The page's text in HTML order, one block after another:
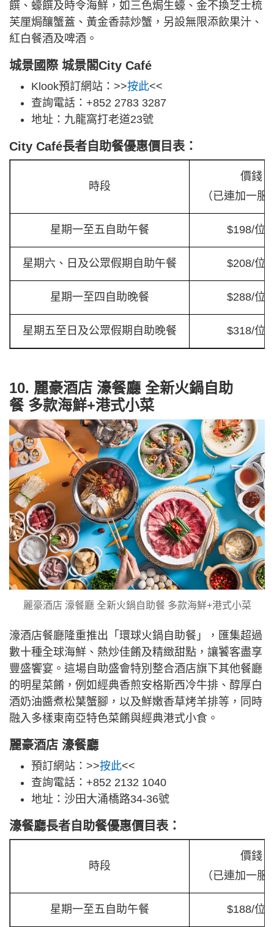
饌、蠔饌及時令海鮮，如三色焗生蠔、金不換芝士梳
芙厘焗釀蟹蓋、黃金香蒜炒蟹，另設無限添飲果汁、
紅白餐酒及啤酒。
城景國際 城景閣City Café
Klook預訂網站：>>按此<<
查詢電話：+852 2783 3287
地址：九龍窩打老道23號
City Café長者自助餐優惠價目表：
時段
價錢
（已連加一服
星期一至五自助午餐 $198/位
星期六、日及公眾假期自助午餐 $208/位
星期一至四自助晚餐 $288/位
星期五至日及公眾假期自助晚餐 $318/位
10. 麗豪酒店 濠餐廳 全新火鍋自助
餐 多款海鮮+港式小菜
麗豪酒店 濠餐廳 全新火鍋自助餐 多款海鮮+港式小菜
濠酒店餐廳隆重推出「環球火鍋自助餐」，匯集超過
數十種全球海鮮、熱炒佳餚及精緻甜點，讓饕客盡享
豐盛饗宴。這場自助盛會特別整合酒店旗下其他餐廳
的明星菜餚，例如經典香煎安格斯西冷牛排、醇厚白
酒奶油醬煮松葉蟹腳，以及鮮嫩香草烤羊排等，同時
融入多樣東南亞特色菜餚與經典港式小食。
麗豪酒店 濠餐廳
預訂網站：>>按此<<
查詢電話：+852 2132 1040
地址：沙田大涌橋路34-36號
濠餐廳長者自助餐優惠價目表：
時段
價錢
（已連加一服
星期一至五自助午餐 $188/位